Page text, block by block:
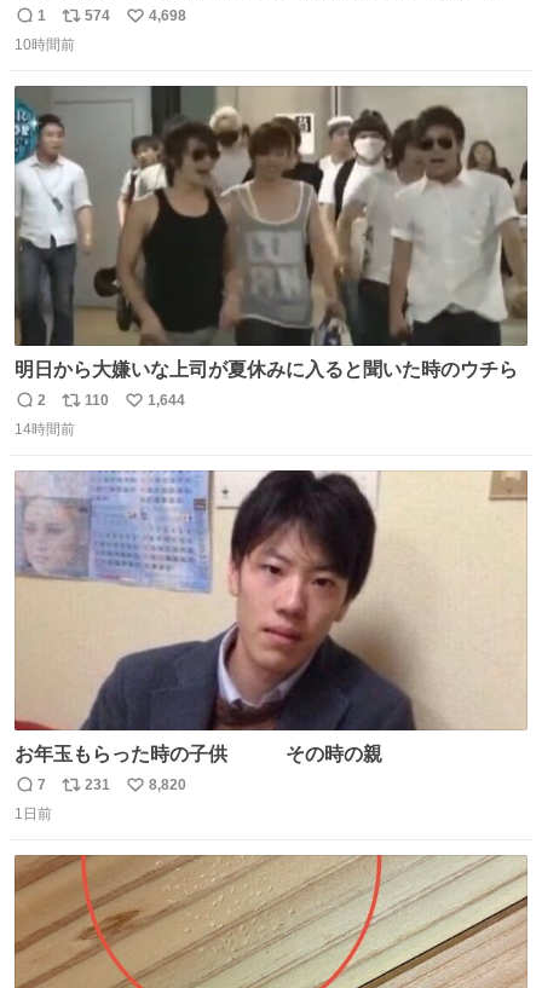
かわタロットでも恋人・女帝・女教皇あたりは性別を意識
させないように描かれてるんだよね。かなり徹底している
返
信
1
リ
ポ
ト
数
574
い
4,698
10時間前
明日から大嫌いな上司が夏休みに入ると聞いた時のウチら
返
信
2
リ
ポ
数
110
い
数
1,644
14時間前
お年玉もらった時の子供 その時の親
返
信
7
リ
ト
231
い
数
8,820
1日前